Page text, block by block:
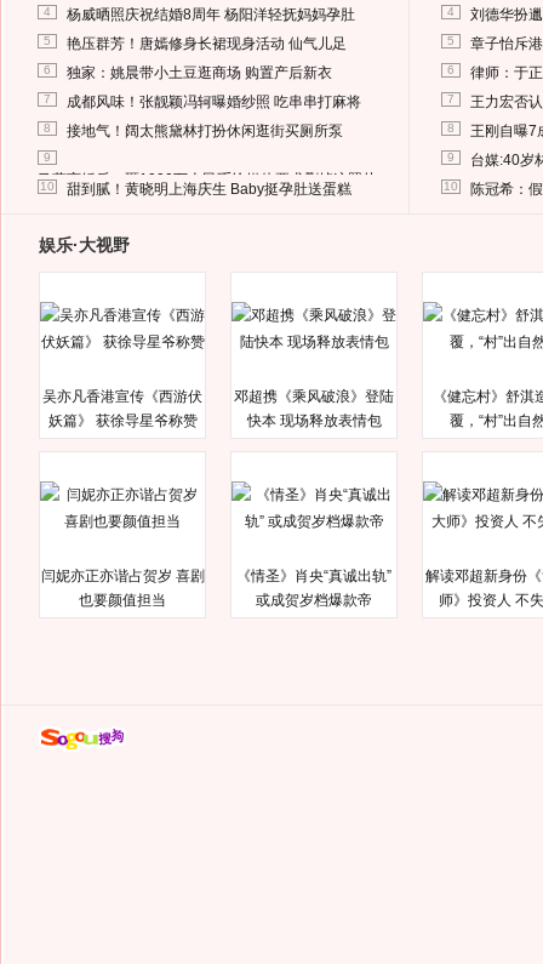
4 杨威晒照庆祝结婚8周年 杨阳洋轻抚妈妈孕肚
5 艳压群芳！唐嫣修身长裙现身活动 仙气儿足
6 独家：姚晨带小土豆逛商场 购置产后新衣
7 成都风味！张靓颖冯轲曝婚纱照 吃串串打麻将
8 接地气！阔太熊黛林打扮休闲逛街买厕所泵
9
马蓉离婚后，砸1000万人民币给媒体要求删掉这照片
10 甜到腻！黄晓明上海庆生 Baby挺孕肚送蛋糕
4 刘德华扮
5 章子怡斥
6 律师：于
7 王力宏否
8 王刚自曝7
9 台媒:40岁
10 陈冠希：
娱乐·大视野
吴亦凡香港宣传《西游伏
妖篇》 获徐导星爷称赞
邓超携《乘风破浪》登陆
快本 现场释放表情包
《健忘村》舒淇
覆，“村”出自
闫妮亦正亦谐占贺岁 喜剧
也要颜值担当
《情圣》肖央“真诚出轨”
或成贺岁档爆款帝
解读邓超新身份
师》投资人 不